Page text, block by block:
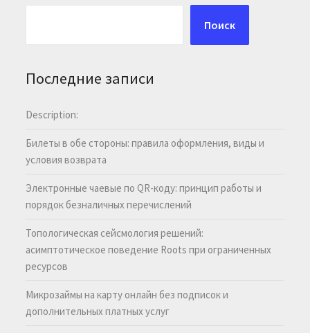
Поиск
Последние записи
Description:
Билеты в обе стороны: правила оформления, виды и
условия возврата
Электронные чаевые по QR-коду: принцип работы и
порядок безналичных перечислений
Топологическая сейсмология решений:
асимптотическое поведение Roots при ограниченных
ресурсов
Микрозаймы на карту онлайн без подписок и
дополнительных платных услуг